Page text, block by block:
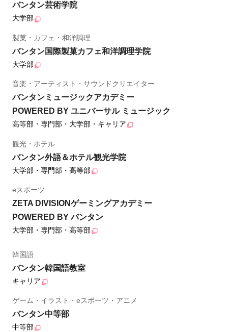
バンタン芸術学院
大学部
製菓・カフェ・和洋調理
バンタン国際製菓カフェ和洋調理学院
大学部
音楽・アーティスト・サウンドクリエイター
バンタンミュージックアカデミー
POWERED BY ユニバーサル ミュージック
高等部・専門部・大学部・キャリア
観光・ホテル
バンタン外語＆ホテル観光学院
大学部・専門部・高等部
eスポーツ
ZETA DIVISIONゲーミングアカデミー
POWERED BY バンタン
大学部・専門部・高等部
韓国語
バンタン韓国語教室
キャリア
ゲーム・イラスト・eスポーツ・アニメ
バンタン中等部
中等部